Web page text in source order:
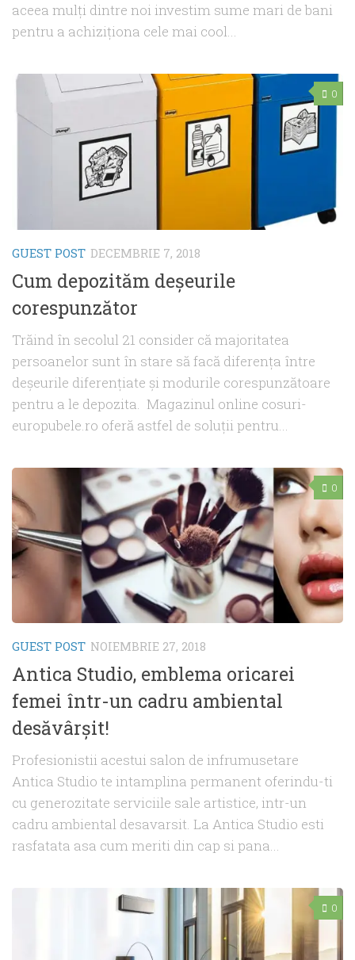
aceea mulţi dintre noi investim sume mari de bani
pentru a achiziţiona cele mai cool...
0
GUEST POST DECEMBRIE 7, 2018
Cum depozităm deşeurile
corespunzător
Trăind în secolul 21 consider că majoritatea
persoanelor sunt în stare să facă diferenţa între
deşeurile diferenţiate şi modurile corespunzătoare
pentru a le depozita. Magazinul online cosuri-
europubele.ro oferă astfel de soluţii pentru...
0
GUEST POST NOIEMBRIE 27, 2018
Antica Studio, emblema oricarei
femei într-un cadru ambiental
desăvârşit!
Profesionistii acestui salon de infrumusetare
Antica Studio te intamplina permanent oferindu-ti
cu generozitate serviciile sale artistice, intr-un
cadru ambiental desavarsit. La Antica Studio esti
rasfatata asa cum meriti din cap si pana...
0